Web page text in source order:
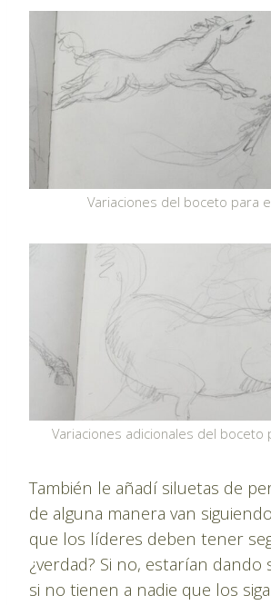
Variaciones del boceto para
Variaciones adicionales del boceto
También le añadí siluetas de
de alguna manera van
que los líderes deben tener
¿verdad? Si no, estarían dando
si no tienen a nadie que los siga.